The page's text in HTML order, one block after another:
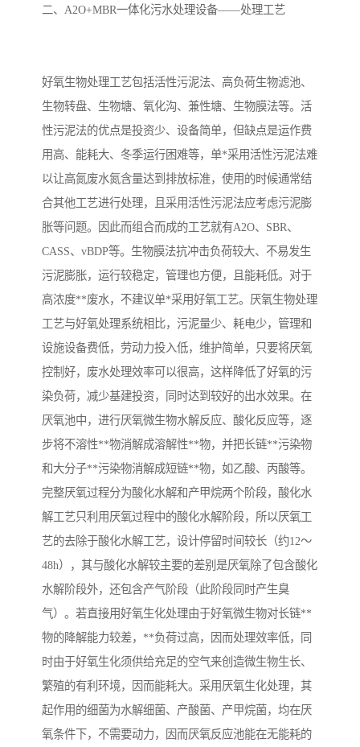
二、A2O+MBR一体化污水处理设备——处理工艺
好氧生物处理工艺包括活性污泥法、高负荷生物滤池、
生物转盘、生物塘、氧化沟、兼性塘、生物膜法等。活
性污泥法的优点是投资少、设备简单，但缺点是运作费
用高、能耗大、冬季运行困难等，单*采用活性污泥法难
以让高氮废水氮含量达到排放标准，使用的时候通常结
合其他工艺进行处理，且采用活性污泥法应考虑污泥膨
胀等问题。因此而组合而成的工艺就有A2O、SBR、
CASS、vBDP等。生物膜法抗冲击负荷较大、不易发生
污泥膨胀，运行较稳定，管理也方便，且能耗低。对于
高浓度**废水，不建议单*采用好氧工艺。厌氧生物处理
工艺与好氧处理系统相比，污泥量少、耗电少，管理和
设施设备费低，劳动力投入低，维护简单，只要将厌氧
控制好，废水处理效率可以很高，这样降低了好氧的污
染负荷，减少基建投资，同时达到较好的出水效果。在
厌氧池中，进行厌氧微生物水解反应、酸化反应等，逐
步将不溶性**物消解成溶解性**物，并把长链**污染物
和大分子**污染物消解成短链**物，如乙酸、丙酸等。
完整厌氧过程分为酸化水解和产甲烷两个阶段，酸化水
解工艺只利用厌氧过程中的酸化水解阶段，所以厌氧工
艺的去除于酸化水解工艺，设计停留时间较长（约12～
48h），其与酸化水解较主要的差别是厌氧除了包含酸化
水解阶段外，还包含产气阶段（此阶段同时产生臭
气）。若直接用好氧生化处理由于好氧微生物对长链**
物的降解能力较差，**负荷过高，因而处理效率低，同
时由于好氧生化须供给充足的空气来创造微生物生长、
繁殖的有利环境，因而能耗大。采用厌氧生化处理，其
起作用的细菌为水解细菌、产酸菌、产甲烷菌，均在厌
氧条件下，不需要动力，因而厌氧反应池能在无能耗的
农村生活污水处理设备 玻璃钢污水处理设备
疗养院污水处理设备 屠宰场污水处理
生活污水处理设备 医疗污水处理设备
风景区生活一体化设备 纺织印染废水
豆制品污水